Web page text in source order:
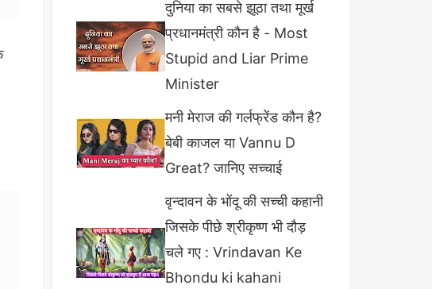
दुनिया का सबसे झूठा तथा मूर्ख
प्रधानमंत्री कौन है - Most
Stupid and Liar Prime
Minister
मनी मेराज की गर्लफ्रेंड कौन है?
बेबी काजल या Vannu D
Great? जानिए सच्चाई
वृन्दावन के भोंदू की सच्ची कहानी
जिसके पीछे श्रीकृष्ण भी दौड़
चले गए : Vrindavan Ke
Bhondu ki kahani